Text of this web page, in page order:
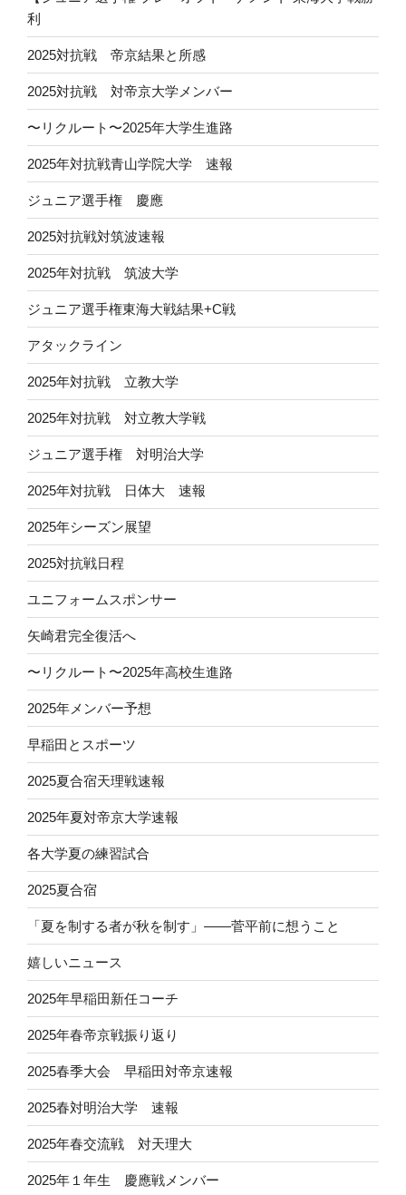
利
2025対抗戦 帝京結果と所感
2025対抗戦 対帝京大学メンバー
〜リクルート〜2025年大学生進路
2025年対抗戦青山学院大学 速報
ジュニア選手権 慶應
2025対抗戦対筑波速報
2025年対抗戦 筑波大学
ジュニア選手権東海大戦結果+C戦
アタックライン
2025年対抗戦 立教大学
2025年対抗戦 対立教大学戦
ジュニア選手権 対明治大学
2025年対抗戦 日体大 速報
2025年シーズン展望
2025対抗戦日程
ユニフォームスポンサー
矢崎君完全復活へ
〜リクルート〜2025年高校生進路
2025年メンバー予想
早稲田とスポーツ
2025夏合宿天理戦速報
2025年夏対帝京大学速報
各大学夏の練習試合
2025夏合宿
「夏を制する者が秋を制す」——菅平前に想うこと
嬉しいニュース
2025年早稲田新任コーチ
2025年春帝京戦振り返り
2025春季大会 早稲田対帝京速報
2025春対明治大学 速報
2025年春交流戦 対天理大
2025年１年生 慶應戦メンバー